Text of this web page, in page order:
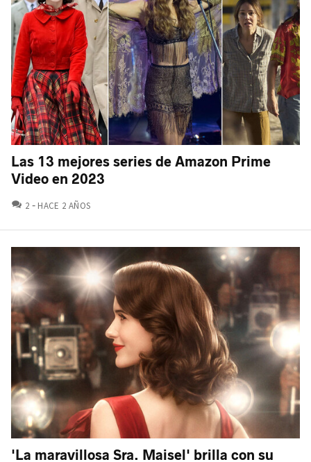
Las 13 mejores series de Amazon Prime
Video en 2023
2 COMENTARIOS
HACE 2 AÑOS
'La maravillosa Sra. Maisel' brilla con su